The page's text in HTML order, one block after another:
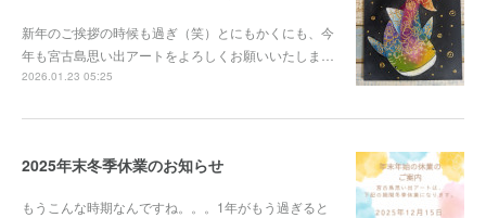
新年のご挨拶の時候も過ぎ（笑）とにもかくにも、今
年も宮古島思い出アートをよろしくお願いいたしま…
2026.01.23 05:25
2025年末冬季休業のお知らせ
もうこんな時期なんですね。。。1年がもう過ぎると